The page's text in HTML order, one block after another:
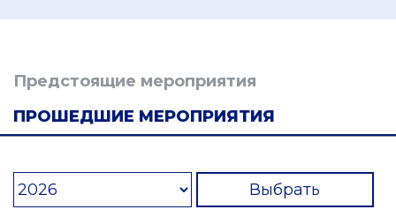
Предстоящие мероприятия
ПРОШЕДШИЕ МЕРОПРИЯТИЯ
Выбрать